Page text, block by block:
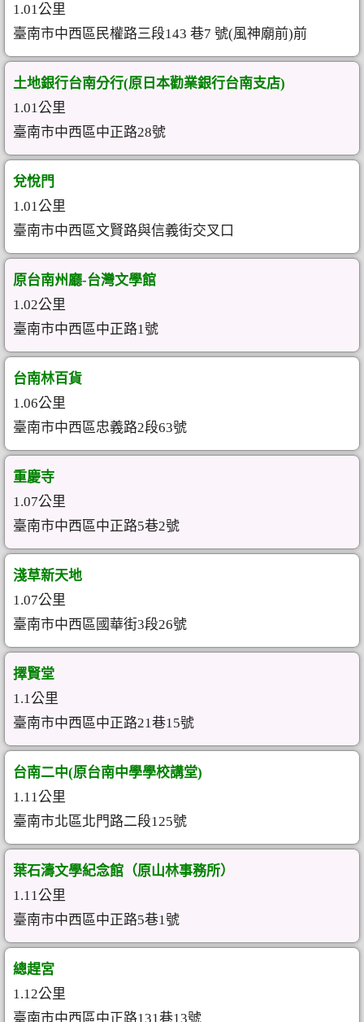
1.01公里
臺南市中西區民權路三段143 巷7 號(風神廟前)前
土地銀行台南分行(原日本勸業銀行台南支店)
1.01公里
臺南市中西區中正路28號
兌悅門
1.01公里
臺南市中西區文賢路與信義街交叉口
原台南州廳-台灣文學館
1.02公里
臺南市中西區中正路1號
台南林百貨
1.06公里
臺南市中西區忠義路2段63號
重慶寺
1.07公里
臺南市中西區中正路5巷2號
淺草新天地
1.07公里
臺南市中西區國華街3段26號
擇賢堂
1.1公里
臺南市中西區中正路21巷15號
台南二中(原台南中學學校講堂)
1.11公里
臺南市北區北門路二段125號
葉石濤文學紀念館（原山林事務所）
1.11公里
臺南市中西區中正路5巷1號
總趕宮
1.12公里
臺南市中西區中正路131巷13號